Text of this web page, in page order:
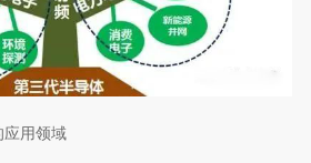
应用领域